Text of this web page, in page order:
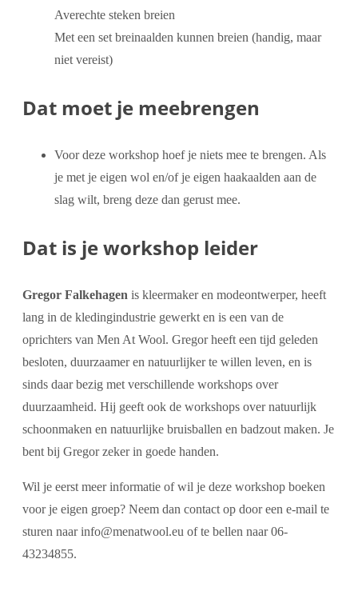
Averechte steken breien
Met een set breinaalden kunnen breien (handig, maar
niet vereist)
Dat moet je meebrengen
Voor deze workshop hoef je niets mee te brengen. Als
je met je eigen wol en/of je eigen haakaalden aan de
slag wilt, breng deze dan gerust mee.
Dat is je workshop leider
Gregor Falkehagen is kleermaker en modeontwerper, heeft
lang in de kledingindustrie gewerkt en is een van de
oprichters van Men At Wool. Gregor heeft een tijd geleden
besloten, duurzaamer en natuurlijker te willen leven, en is
sinds daar bezig met verschillende workshops over
duurzaamheid. Hij geeft ook de workshops over natuurlijk
schoonmaken en natuurlijke bruisballen en badzout maken. Je
bent bij Gregor zeker in goede handen.
Wil je eerst meer informatie of wil je deze workshop boeken
voor je eigen groep? Neem dan contact op door een e-mail te
sturen naar info@menatwool.eu of te bellen naar 06-
43234855.